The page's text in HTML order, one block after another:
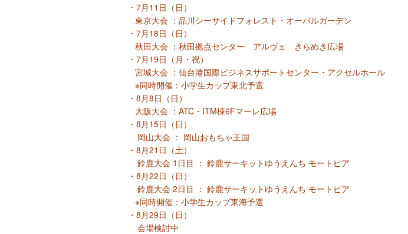
・7月11日（日）
東京大会 ：品川シーサイドフォレスト・オーバルガーデン
・7月18日（日）
秋田大会 ：秋田拠点センター アルヴェ きらめき広場
・7月19日（月・祝）
宮城大会 ：仙台港国際ビジネスサポートセンター・アクセルホール
※同時開催：小学生カップ東北予選
・8月8日（日）
大阪大会 ：ATC・ITM棟6Fマーレ広場
・8月15日（日）
岡山大会 ： 岡山おもちゃ王国
・8月21日（土）
鈴鹿大会 1日目 ： 鈴鹿サーキットゆうえんち モートピア
・8月22日（日）
鈴鹿大会 2日目 ： 鈴鹿サーキットゆうえんち モートピア
※同時開催：小学生カップ東海予選
・8月29日（日）
会場検討中